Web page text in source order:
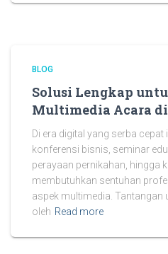
BLOG
Solusi Lengkap
Multimedia Acara
Di era digital yang serba cepat
konferensi bisnis, seminar
perayaan pernikahan, hingga
membutuhkan sentuhan
aspek multimedia. Tantangan
oleh Read more